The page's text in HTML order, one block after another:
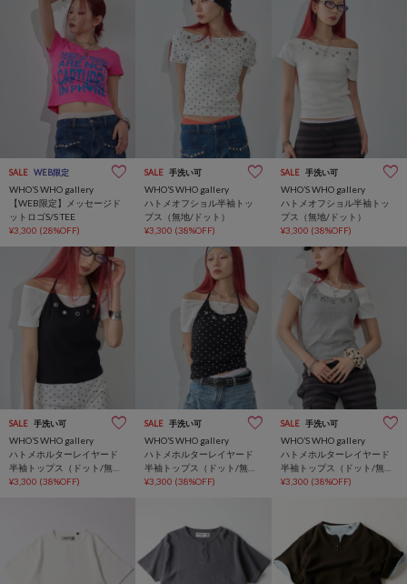
SALE WEB限定
WHO’S WHO gallery
【WEB限定】メッセージド
ットロゴS/S TEE
¥3,300 (28%OFF)
SALE 手洗い可
WHO’S WHO gallery
ハトメオフショル半袖トッ
プス（無地/ドット）
¥3,300 (38%OFF)
SALE 手洗い可
WHO’S WHO gallery
ハトメオフショル半袖トッ
プス（無地/ドット）
¥3,300 (38%OFF)
SALE 手洗い可
WHO’S WHO gallery
ハトメホルターレイヤード
半袖トップス（ドット/無
地）
¥3,300 (38%OFF)
SALE 手洗い可
WHO’S WHO gallery
ハトメホルターレイヤード
半袖トップス（ドット/無
地）
¥3,300 (38%OFF)
SALE 手洗い可
WHO’S WHO gallery
ハトメホルターレイヤード
半袖トップス（ドット/無
地）
¥3,300 (38%OFF)